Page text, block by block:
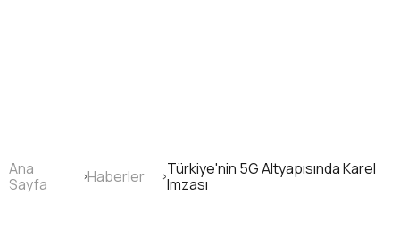
Sayfa
yolu
Ana
Sayfa
Haberler
Türkiye'nin 5G Altyapısında Karel
Imzası